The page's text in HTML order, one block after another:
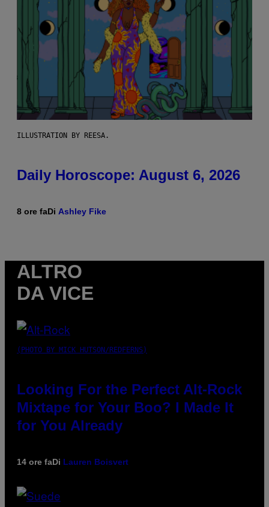
ILLUSTRATION BY REESA.
Daily Horoscope: August 6, 2026
8 ore faDi Ashley Fike
ALTRO
DA VICE
(PHOTO BY MICK HUTSON/REDFERNS)
Looking For the Perfect Alt-Rock
Mixtape for Your Boo? I Made It
for You Already
14 ore faDi Lauren Boisvert